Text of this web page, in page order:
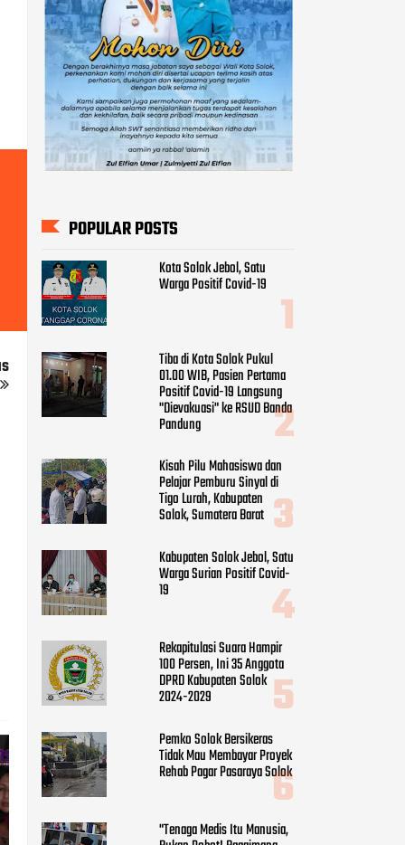
POPULAR POSTS
Kota Solok Jebol, Satu
Warga Positif Covid-19
Tiba di Kota Solok Pukul
01.00 WIB, Pasien Pertama
Positif Covid-19 Langsung
"Dievakuasi" ke RSUD Banda
Pandung
Kisah Pilu Mahasiswa dan
Pelajar Pemburu Sinyal di
Tigo Lurah, Kabupaten
Solok, Sumatera Barat
Kabupaten Solok Jebol, Satu
Warga Surian Positif Covid-
19
Rekapitulasi Suara Hampir
100 Persen, Ini 35 Anggota
DPRD Kabupaten Solok
2024-2029
Pemko Solok Bersikeras
Tidak Mau Membayar Proyek
Rehab Pagar Pasaraya Solok
"Tenaga Medis Itu Manusia,